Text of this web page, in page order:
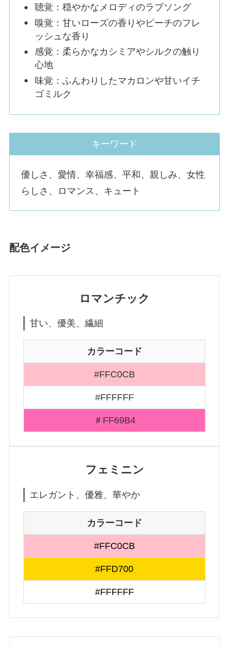
聴覚：穏やかなメロディのラブソング
嗅覚：甘いローズの香りやピーチのフレ
ッシュな香り
感覚：柔らかなカシミアやシルクの触り
心地
味覚：ふんわりしたマカロンや甘いイチ
ゴミルク
キーワード
優しさ、愛情、幸福感、平和、親しみ、女性
らしさ、ロマンス、キュート
配色イメージ
ロマンチック
甘い、優美、繊細
カラーコード
#FFC0CB
#FFFFFF
＃FF69B4
フェミニン
エレガント、優雅、華やか
カラーコード
#FFC0CB
#FFD700
#FFFFFF